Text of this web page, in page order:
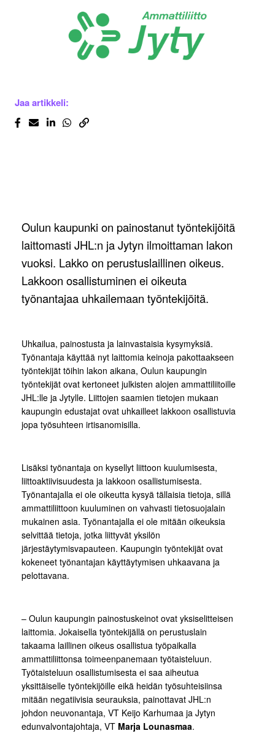
Jaa artikkeli:
Oulun kaupunki on painostanut työntekijöitä
laittomasti JHL:n ja Jytyn ilmoittaman lakon
vuoksi. Lakko on perustuslaillinen oikeus.
Lakkoon osallistuminen ei oikeuta
työnantajaa uhkailemaan työntekijöitä.
Uhkailua, painostusta ja lainvastaisia kysymyksiä.
Työnantaja käyttää nyt laittomia keinoja pakottaakseen
työntekijät töihin lakon aikana, Oulun kaupungin
työntekijät ovat kertoneet julkisten alojen ammattiliitoille
JHL:lle ja Jytylle. Liittojen saamien tietojen mukaan
kaupungin edustajat ovat uhkailleet lakkoon osallistuvia
jopa työsuhteen irtisanomisilla.
Lisäksi työnantaja on kysellyt liittoon kuulumisesta,
liittoaktiivisuudesta ja lakkoon osallistumisesta.
Työnantajalla ei ole oikeutta kysyä tällaisia tietoja, sillä
ammattiliittoon kuuluminen on vahvasti tietosuojalain
mukainen asia. Työnantajalla ei ole mitään oikeuksia
selvittää tietoja, jotka liittyvät yksilön
järjestäytymisvapauteen. Kaupungin työntekijät ovat
kokeneet työnantajan käyttäytymisen uhkaavana ja
pelottavana.
– Oulun kaupungin painostuskeinot ovat yksiselitteisen
laittomia. Jokaisella työntekijällä on perustuslain
takaama laillinen oikeus osallistua työpaikalla
ammattiliittonsa toimeenpanemaan työtaisteluun.
Työtaisteluun osallistumisesta ei saa aiheutua
yksittäiselle työntekijöille eikä heidän työsuhteisiinsa
mitään negatiivisia seurauksia, painottavat JHL:n
johdon neuvonantaja, VT Keijo Karhumaa ja Jytyn
edunvalvontajohtaja, VT Marja Lounasmaa.